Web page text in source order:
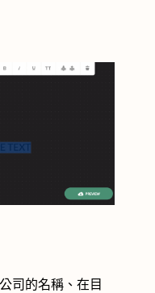
司的名稱、在目